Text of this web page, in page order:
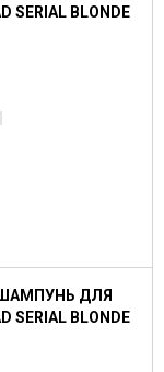
SERIAL BLONDE
ДЛЯ
SERIAL BLONDE